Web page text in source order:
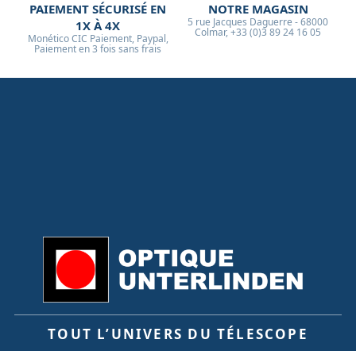
PAIEMENT SÉCURISÉ EN
1X À 4X
Monético CIC Paiement, Paypal,
Paiement en 3 fois sans frais
NOTRE MAGASIN
5 rue Jacques Daguerre - 68000
Colmar, +33 (0)3 89 24 16 05
TOUT L’UNIVERS DU TÉLESCOPE